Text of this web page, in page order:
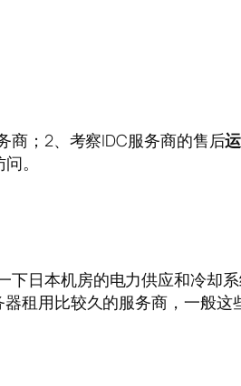
商；2、考察IDC服务商的售后
。
下日本机房的电力供应和冷却
租用比较久的服务商，一般这